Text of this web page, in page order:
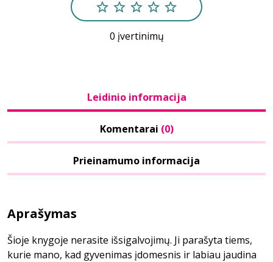
0 įvertinimų
Leidinio informacija
Komentarai (0)
Prieinamumo informacija
Aprašymas
Šioje knygoje nerasite išsigalvojimų. Ji parašyta tiems,
kurie mano, kad gyvenimas įdomesnis ir labiau jaudina